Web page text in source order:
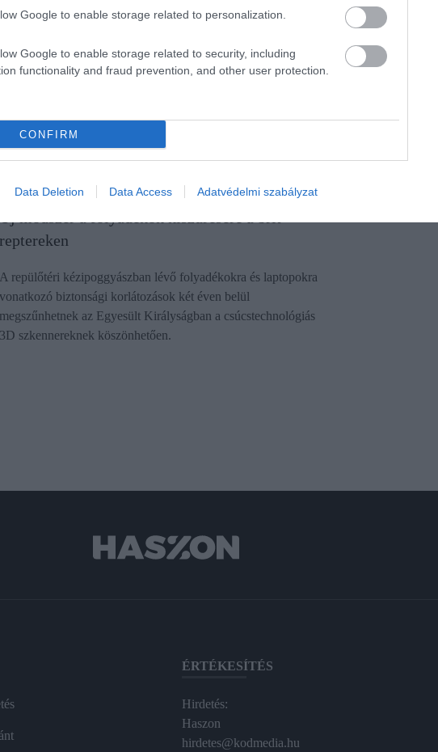
Google to enable storage related to personalization.
Google to enable storage related to security, including
functionality and fraud prevention, and other user protection.
CONFIRM
Data Deletion Data Access Adatvédelmi szabályzat
VILÁG
reptereken
A repülőtéri kézipoggyászban lévő folyadékokra és laptopokra
vonatkozó biztonsági korlátozások két éven belül
megszűnhetnek az Egyesült Királyságban a csúcstechnológiás
3D szkennereknek köszönhetően.
ÉRTÉKESÍTÉS
Hirdetés:
Haszon
hirdetes@kodmedia.hu